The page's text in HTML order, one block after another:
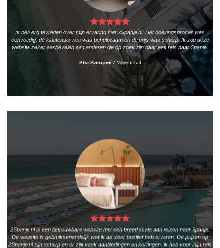
Ik ben erg tevreden over mijn ervaring met 2Spanje.nl. Het boekingsproces was
eenvoudig, de klantenservice was behulpzaam en de prijs was scherp. Ik zou deze
website zeker aanbevelen aan anderen die op zoek zijn naar een reis naar Spanje.
Kiki Kampen /Maastricht
2Spanje.nl is een betrouwbare website met een breed scala aan reizen naar Spanje.
De website is gebruiksvriendelijk wat ik als zeer positief heb ervaren. De prijzen op
2Spanje.nl zijn scherp en er zijn vaak aanbiedingen en kortingen. Ik heb voor mijn reis